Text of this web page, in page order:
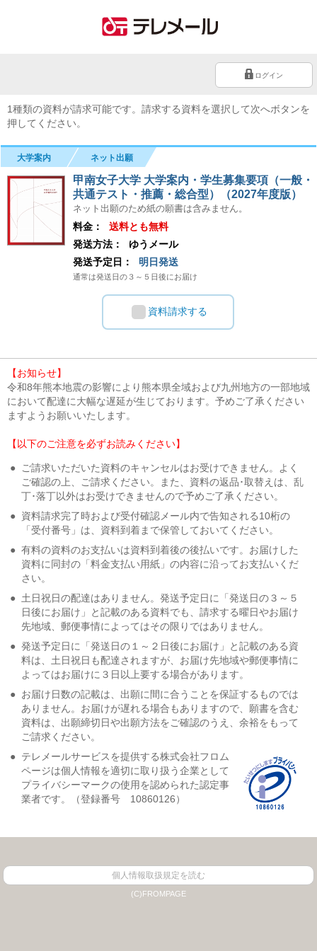
ログイン
1種類の資料が請求可能です。請求する資料を選択して次へボタンを
押してください。
大学案内 ネット出願
甲南女子大学 大学案内・学生募集要項（一般・
共通テスト・推薦・総合型）（2027年度版）
ネット出願のため紙の願書は含みません。
料金：
送料とも無料
発送方法：
ゆうメール
発送予定日：
明日発送
通常は発送日の３～５日後にお届け
資料請求する
【お知らせ】
令和8年熊本地震の影響により熊本県全域および九州地方の一部地域
において配達に大幅な遅延が生じております。予めご了承ください
ますようお願いいたします。
【以下のご注意を必ずお読みください】
●
ご請求いただいた資料のキャンセルはお受けできません。よく
ご確認の上、ご請求ください。また、資料の返品･取替えは、乱
丁･落丁以外はお受けできませんので予めご了承ください。
● 資料請求完了時および受付確認メール内で告知される10桁の
「受付番号」は、資料到着まで保管しておいてください。
● 有料の資料のお支払いは資料到着後の後払いです。お届けした
資料に同封の「料金支払い用紙」の内容に沿ってお支払いくだ
さい。
● 土日祝日の配達はありません。発送予定日に「発送日の３～５
日後にお届け」と記載のある資料でも、請求する曜日やお届け
先地域、郵便事情によってはその限りではありません。
● 発送予定日に「発送日の１～２日後にお届け」と記載のある資
料は、土日祝日も配達されますが、お届け先地域や郵便事情に
よってはお届けに３日以上要する場合があります。
● お届け日数の記載は、出願に間に合うことを保証するものでは
ありません。お届けが遅れる場合もありますので、願書を含む
資料は、出願締切日や出願方法をご確認のうえ、余裕をもって
ご請求ください。
● テレメールサービスを提供する株式会社フロム
ページは個人情報を適切に取り扱う企業として
プライバシーマークの使用を認められた認定事
業者です。（登録番号 10860126）
個人情報取扱規定を読む
(C)FROMPAGE